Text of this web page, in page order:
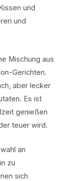
und
und
Mischung aus
Gerichten.
aber lecker
Es ist
genießen
teuer wird.
an
zu
sich